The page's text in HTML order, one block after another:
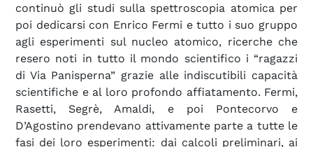
continuò gli studi sulla spettroscopia atomica per
poi dedicarsi con Enrico Fermi e tutto i suo gruppo
agli esperimenti sul nucleo atomico, ricerche che
resero noti in tutto il mondo scientifico i “ragazzi
di Via Panisperna” grazie alle indiscutibili capacità
scientifiche e al loro profondo affiatamento. Fermi,
Rasetti, Segrè, Amaldi, e poi Pontecorvo e
D’Agostino prendevano attivamente parte a tutte le
fasi dei loro esperimenti: dai calcoli preliminari, ai